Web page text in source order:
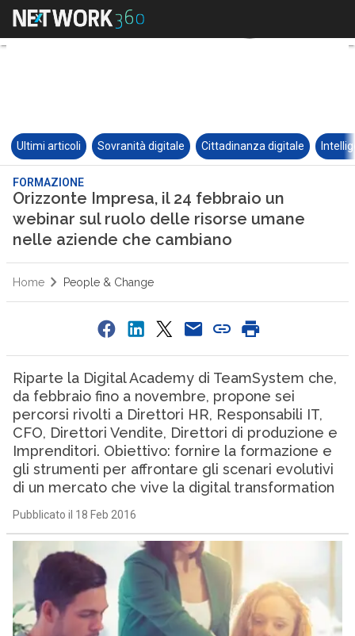
Ultimi articoli Sovranità digitale Cittadinanza digitale
FORMAZIONE
Orizzonte Impresa, il 24 febbraio un
webinar sul ruolo delle risorse umane
nelle aziende che cambiano
Home People & Change
Riparte la Digital Academy di TeamSystem che,
da febbraio fino a novembre, propone sei
percorsi rivolti a Direttori HR, Responsabili IT,
CFO, Direttori Vendite, Direttori di produzione e
Imprenditori. Obiettivo: fornire la formazione e
gli strumenti per affrontare gli scenari evolutivi
di un mercato che vive la digital transformation
Pubblicato il 18 Feb 2016